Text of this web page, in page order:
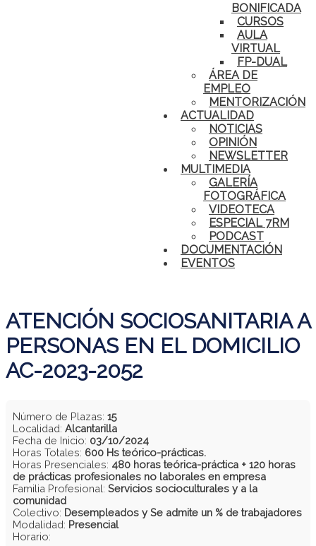
BONIFICADA
CURSOS
AULA
VIRTUAL
FP-DUAL
ÁREA DE
EMPLEO
MENTORIZACIÓN
ACTUALIDAD
NOTICIAS
OPINIÓN
NEWSLETTER
MULTIMEDIA
GALERÍA
FOTOGRÁFICA
VIDEOTECA
ESPECIAL 7RM
PODCAST
DOCUMENTACIÓN
EVENTOS
ATENCIÓN SOCIOSANITARIA A
PERSONAS EN EL DOMICILIO
AC-2023-2052
Número de Plazas: 15
Localidad: Alcantarilla
Fecha de Inicio: 03/10/2024
Horas Totales: 600 Hs teórico-prácticas.
Horas Presenciales: 480 horas teórica-práctica + 120 horas
de prácticas profesionales no laborales en empresa
Familia Profesional: Servicios socioculturales y a la
comunidad
Colectivo: Desempleados y Se admite un % de trabajadores
Modalidad: Presencial
Horario: